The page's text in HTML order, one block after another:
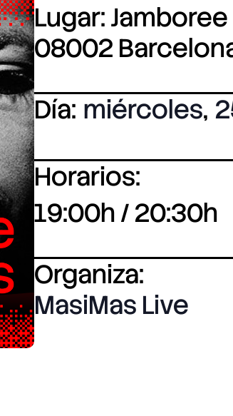
Lugar: Jamboree
08002
Día: miércoles,
Horarios:
19:00h / 20:30h
Organiza:
MasiMas Live